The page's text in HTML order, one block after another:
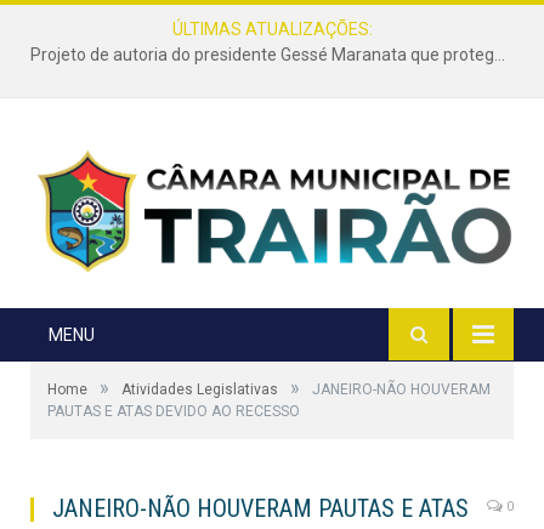
ÚLTIMAS ATUALIZAÇÕES:
Projeto de autoria do presidente Gessé Maranata que protege as estradas vicinais de Trairão é transformado em lei
MENU
Home » Atividades Legislativas »
JANEIRO-NÃO HOUVERAM
PAUTAS E ATAS DEVIDO AO RECESSO
JANEIRO-NÃO HOUVERAM PAUTAS E ATAS
0